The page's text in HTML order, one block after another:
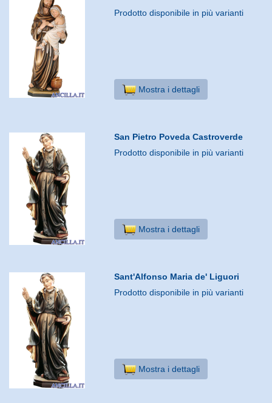
Prodotto disponibile in più varianti
Mostra i dettagli
San Pietro Poveda Castroverde
Prodotto disponibile in più varianti
Mostra i dettagli
Sant'Alfonso Maria de' Liguori
Prodotto disponibile in più varianti
Mostra i dettagli